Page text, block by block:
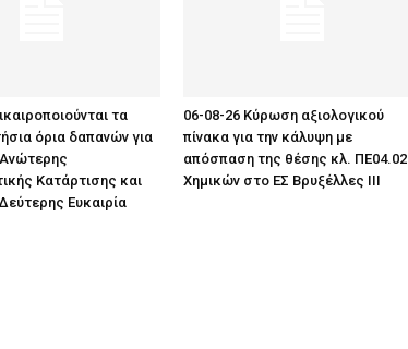
τα
όρια δαπανών για
Κατάρτισης και
Ευκαιρία
06-08-26 Κύρωση αξιολογικού
πίνακα για την κάλυψη με
απόσπαση της θέσης κλ. ΠΕ04.02
Χημικών στο ΕΣ Βρυξέλλες ΙΙΙ